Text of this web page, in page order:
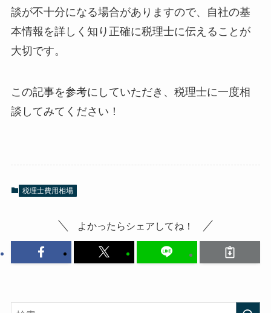
談が不十分になる場合がありますので、自社の基
本情報を詳しく知り正確に税理士に伝えることが
大切です。
この記事を参考にしていただき、税理士に一度相
談してみてください！
税理士費用相場
よかったらシェアしてね！